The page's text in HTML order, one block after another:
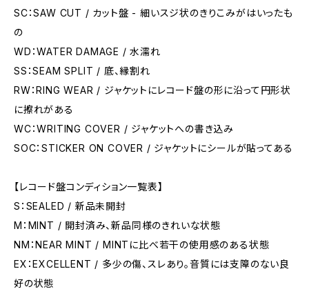
SC：SAW CUT / カット盤 - 細いスジ状のきりこみがはいったも
の
WD：WATER DAMAGE / 水濡れ
SS：SEAM SPLIT / 底、縁割れ
RW：RING WEAR / ジャケットにレコード盤の形に沿って円形状
に擦れがある
WC：WRITING COVER / ジャケットへの書き込み
SOC：STICKER ON COVER / ジャケットにシールが貼ってある
【レコード盤コンディション一覧表】
S：SEALED / 新品未開封
M：MINT / 開封済み、新品同様のきれいな状態
NM：NEAR MINT / MINTに比べ若干の使用感のある状態
EX：EXCELLENT / 多少の傷、スレあり。音質には支障のない良
好の状態